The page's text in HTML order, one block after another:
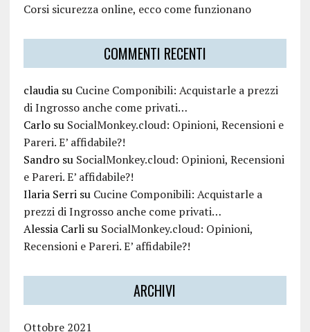
Corsi sicurezza online, ecco come funzionano
COMMENTI RECENTI
claudiasu Cucine Componibili: Acquistarle a prezzi
di Ingrosso anche come privati…
Carlosu SocialMonkey.cloud: Opinioni, Recensioni e
Pareri. E’ affidabile?!
Sandrosu SocialMonkey.cloud: Opinioni, Recensioni
e Pareri. E’ affidabile?!
Ilaria Serrisu Cucine Componibili: Acquistarle a
prezzi di Ingrosso anche come privati…
Alessia Carlisu SocialMonkey.cloud: Opinioni,
Recensioni e Pareri. E’ affidabile?!
ARCHIVI
Ottobre 2021